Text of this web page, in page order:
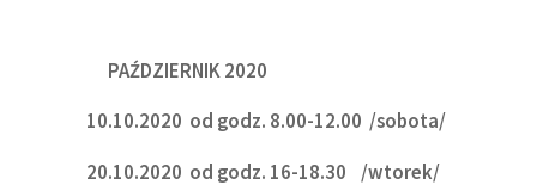
PAŹDZIERNIK 2020
10.10.2020 od godz. 8.00-12.00 /sobota/
20.10.2020 od godz. 16-18.30 /wtorek/